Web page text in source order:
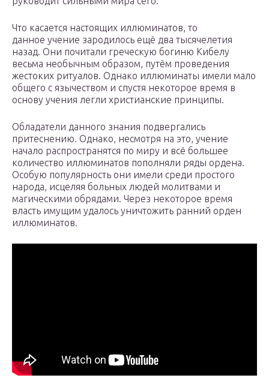
Что касается настоящих иллюминатов, то
данное учение зародилось ещё два тысячелетия
назад. Они почитали греческую богиню Кибелу
весьма необычным образом, путём проведения
жестоких ритуалов. Однако иллюминаты имели мало
общего с язычеством и спустя некоторое время в
основу учения легли христианские принципы.
Обладатели данного знания подвергались
притеснению. Однако, несмотря на это, учение
начало распространятся по миру и всё большее
количество иллюминатов пополняли ряды ордена.
Особую популярность они имели среди простого
народа, исцеляя больных людей молитвами и
магическими обрядами. Через некоторое время
власть имущим удалось уничтожить ранний орден
иллюминатов.